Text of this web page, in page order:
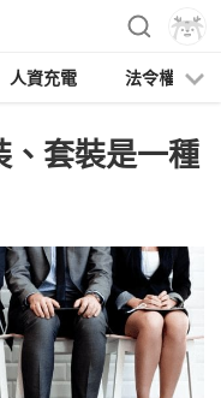
人資充電 法令權益
、套裝是一種